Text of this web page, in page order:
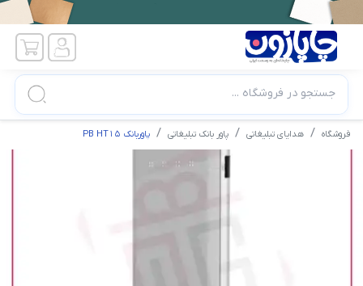
جستجو در فروشگاه ...
فروشگاه هدایای تبلیغاتی پاور بانک تبلیغاتی پاوربانک PB HT15